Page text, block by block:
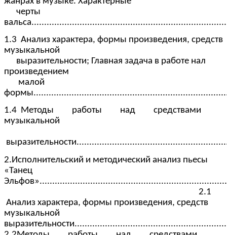
черты
1.3 Анализ характера, формы произведения, средств
музыкальной
выразительности; Главная задача в работе нал
произведением
малой
1.4 Методы работы над средствами
музыкальной
2.Исполнительский и методический анализ пьесы
«Танец
2.1
Анализ характера, формы произведения, средств
музыкальной